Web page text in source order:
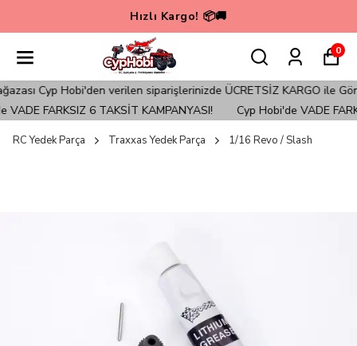
Hızlı Kargo! 📦🚚
0
Cyp Hobi'den verilen siparişlerinizde ÜCRETSİZ KARGO ile
FARKSIZ 6 TAKSİT KAMPANYASI!
Cyp Hobi'de VADE
RC Yedek Parça Traxxas Yedek Parça 1/16 Revo / Slash